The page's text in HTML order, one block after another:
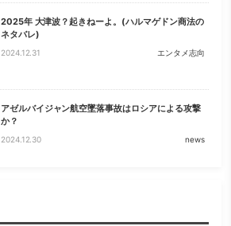
2025年 大津波？起きねーよ。(ハルマゲドン商法の
ネタバレ)
2024.12.31 エンタメ志向
アゼルバイジャン航空墜落事故はロシアによる攻撃
か？
2024.12.30 news